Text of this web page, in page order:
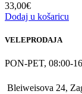
33,00€
Dodaj u košaricu
VELEPRODAJA
PON-PET, 08:00-
Bleiweisova 24,